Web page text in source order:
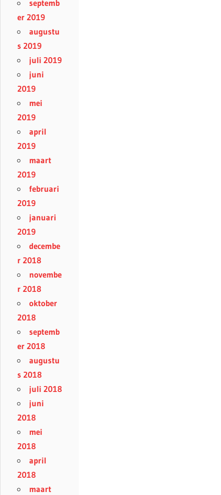
septemb
er 2019
augustu
s 2019
juli 2019
juni
2019
mei
2019
april
2019
maart
2019
februari
2019
januari
2019
decembe
r 2018
novembe
r 2018
oktober
2018
septemb
er 2018
augustu
s 2018
juli 2018
juni
2018
mei
2018
april
2018
maart